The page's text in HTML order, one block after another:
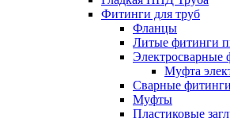
Фитинги для труб
Фланцы
Литые фитинги
Электросварные
Муфта
Сварные фитинги
Муфты
Пластиковые